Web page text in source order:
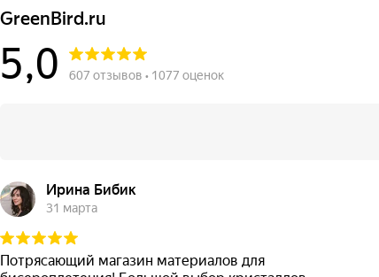
GreenBird.ru
5,0 607 отзывов • 1077 оценок
Ирина Бибик
31 марта
Потрясающий магазин материалов для